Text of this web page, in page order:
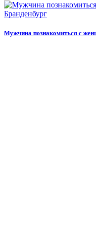
Мужчина познакомиться с